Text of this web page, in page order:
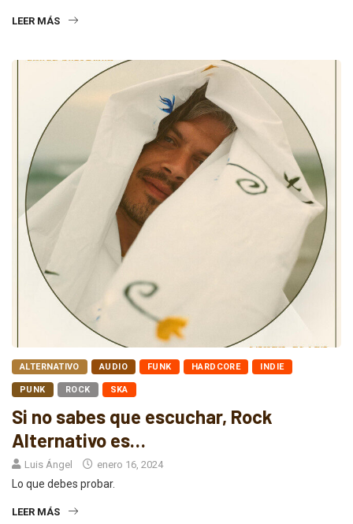
LEER MÁS
ALTERNATIVO AUDIO FUNK HARDCORE INDIE
PUNK ROCK SKA
Si no sabes que escuchar, Rock
Alternativo es…
Luis Ángel enero 16, 2024
Lo que debes probar.
LEER MÁS